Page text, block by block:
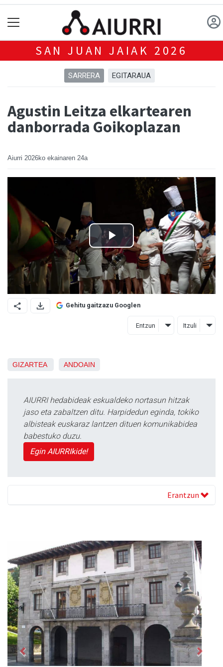
SAN JUAN JAIAK 2026
SARRERA EGITARAUA
Agustin Leitza elkartearen
danborrada Goikoplazan
Aiurri 2026ko ekainaren 24a
Gehitu gaitzazu Googlen
Entzun Itzuli
GIZARTEA ANDOAIN
AIURRI hedabideak eskualdeko nortasun hitzak
jaso eta zabaltzen ditu. Harpidedun eginda, tokiko
albisteak euskaraz lantzen dituen komunikabidea
babestuko duzu.
Egin AIURRIkide!
Erantzun
Previous Next